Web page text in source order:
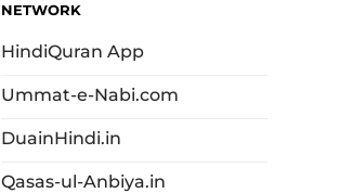
NETWORK
HindiQuran App
Ummat-e-Nabi.com
DuainHindi.in
Qasas-ul-Anbiya.in